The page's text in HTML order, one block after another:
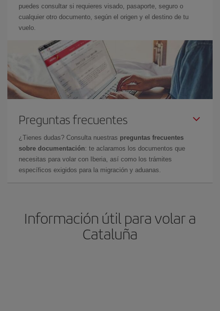
puedes consultar si requieres visado, pasaporte, seguro o
cualquier otro documento, según el origen y el destino de tu
vuelo.
Preguntas frecuentes
¿Tienes dudas? Consulta nuestras preguntas frecuentes
sobre documentación: te aclaramos los documentos que
necesitas para volar con Iberia, así como los trámites
específicos exigidos para la migración y aduanas.
Información útil para volar a
Cataluña